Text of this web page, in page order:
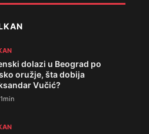
dolazi u Beograd po
oružje, šta dobija
Vučić?